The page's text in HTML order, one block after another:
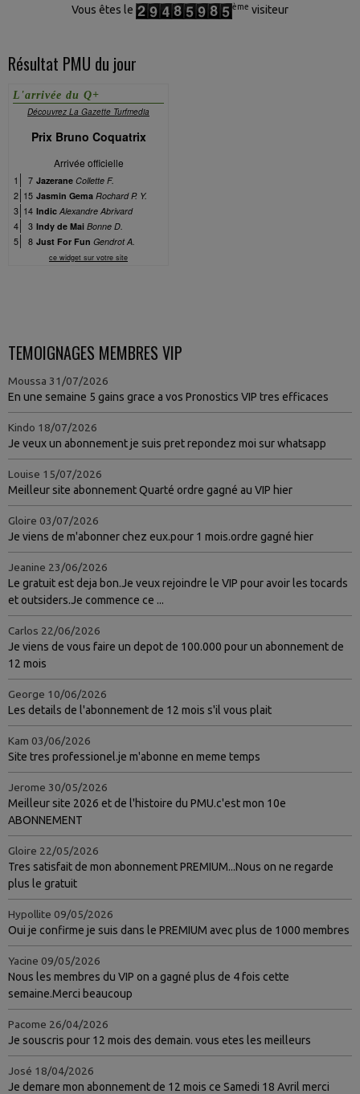
Vous êtes le ème visiteur
Résultat PMU du jour
TEMOIGNAGES MEMBRES VIP
Moussa 31/07/2026
En une semaine 5 gains grace a vos Pronostics VIP tres efficaces
Kindo 18/07/2026
Je veux un abonnement je suis pret repondez moi sur whatsapp
Louise 15/07/2026
Meilleur site abonnement Quarté ordre gagné au VIP hier
Gloire 03/07/2026
Je viens de m'abonner chez eux.pour 1 mois.ordre gagné hier
Jeanine 23/06/2026
Le gratuit est deja bon.Je veux rejoindre le VIP pour avoir les tocards
et outsiders.Je commence ce ...
Carlos 22/06/2026
Je viens de vous faire un depot de 100.000 pour un abonnement de
12 mois
George 10/06/2026
Les details de l'abonnement de 12 mois s'il vous plait
Kam 03/06/2026
Site tres professionel.je m'abonne en meme temps
Jerome 30/05/2026
Meilleur site 2026 et de l'histoire du PMU.c'est mon 10e
ABONNEMENT
Gloire 22/05/2026
Tres satisfait de mon abonnement PREMIUM...Nous on ne regarde
plus le gratuit
Hypollite 09/05/2026
Oui je confirme je suis dans le PREMIUM avec plus de 1000 membres
Yacine 09/05/2026
Nous les membres du VIP on a gagné plus de 4 fois cette
semaine.Merci beaucoup
Pacome 26/04/2026
Je souscris pour 12 mois des demain. vous etes les meilleurs
José 18/04/2026
Je demare mon abonnement de 12 mois ce Samedi 18 Avril merci